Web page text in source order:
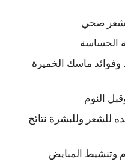
لشعر صحي
الحساسة
وفوائد ماسك الخميرة
النوم
للشعر وللبشرة نتائج
وتنشيط المبايض